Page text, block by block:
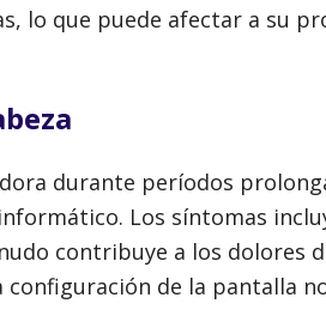
lo que puede afectar a su
durante períodos
Los síntomas
contribuye a los dolores
de la pantalla